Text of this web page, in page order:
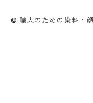
© 職人のための染料・